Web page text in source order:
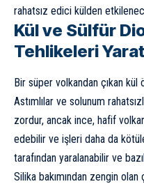
rahatsız edici külden
Kül ve Sülfür
Tehlikeleri
Bir süper volkandan çıkan
Astımlılar ve solunum
zordur, ancak ince, hafif
edebilir ve işleri daha da
tarafından yaralanabilir ve
Silika bakımından zengin